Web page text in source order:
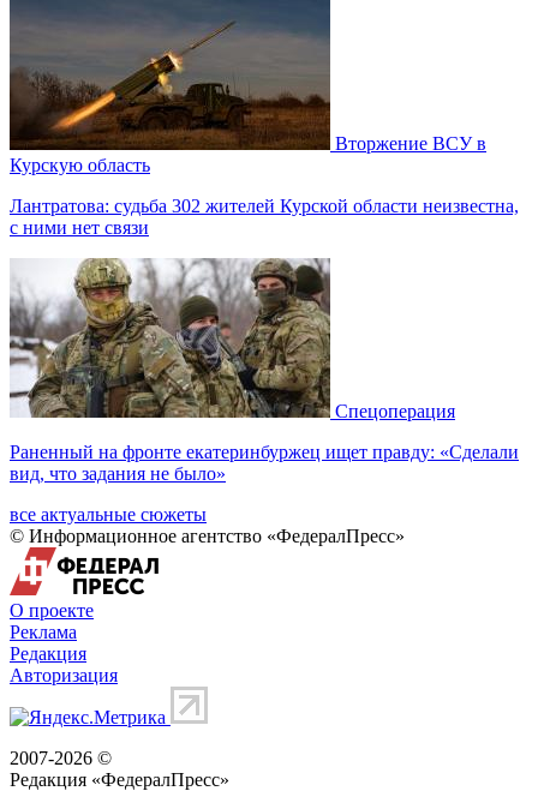
Вторжение ВСУ в
Курскую область
Лантратова: судьба 302 жителей Курской области неизвестна,
с ними нет связи
Спецоперация
Раненный на фронте екатеринбуржец ищет правду: «Сделали
вид, что задания не было»
все актуальные сюжеты
© Информационное агентство «ФедералПресс»
О проекте
Реклама
Редакция
Авторизация
2007-2026 ©
Редакция «ФедералПресс»